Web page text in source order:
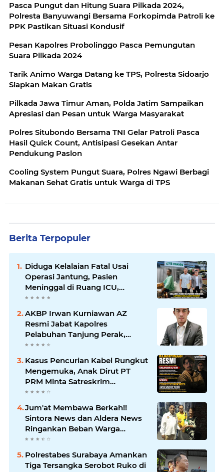
Pasca Pungut dan Hitung Suara Pilkada 2024,
Polresta Banyuwangi Bersama Forkopimda Patroli ke
PPK Pastikan Situasi Kondusif
Pesan Kapolres Probolinggo Pasca Pemungutan
Suara Pilkada 2024
Tarik Animo Warga Datang ke TPS, Polresta Sidoarjo
Siapkan Makan Gratis
Pilkada Jawa Timur Aman, Polda Jatim Sampaikan
Apresiasi dan Pesan untuk Warga Masyarakat
Polres Situbondo Bersama TNI Gelar Patroli Pasca
Hasil Quick Count, Antisipasi Gesekan Antar
Pendukung Paslon
Cooling System Pungut Suara, Polres Ngawi Berbagi
Makanan Sehat Gratis untuk Warga di TPS
Berita Terpopuler
Diduga Kelalaian Fatal Usai
Operasi Jantung, Pasien
Meninggal di Ruang ICU,
Keluarga Tuntut RSUD dr.
Soewandhie Bertanggung
Jawab
AKBP Irwan Kurniawan AZ
Resmi Jabat Kapolres
Pelabuhan Tanjung Perak,
Pimpinan Redaksi
HarianMataBerita.com
Sampaikan Ucapan Selamat
Kasus Pencurian Kabel Rungkut
Mengemuka, Anak Dirut PT
PRM Minta Satreskrim
Polrestabes Surabaya Usut
Hingga Tuntas
Jum'at Membawa Berkah!!
Sintora News dan Aldera News
Ringankan Beban Warga
Bangkitkan Pelaku UMKM
Polrestabes Surabaya Amankan
Tiga Tersangka Serobot Ruko di